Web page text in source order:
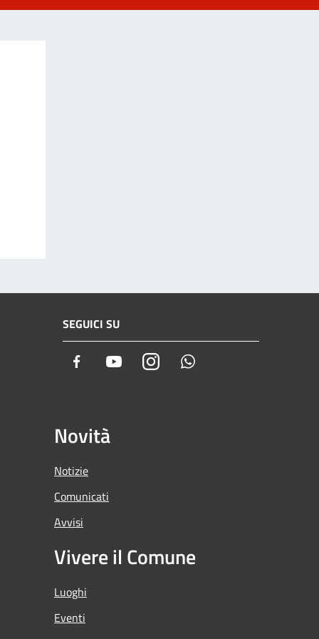
SEGUICI SU
Facebook YoutubeInstagram
Novità
Notizie
Comunicati
Avvisi
Vivere il Comune
Luoghi
Eventi